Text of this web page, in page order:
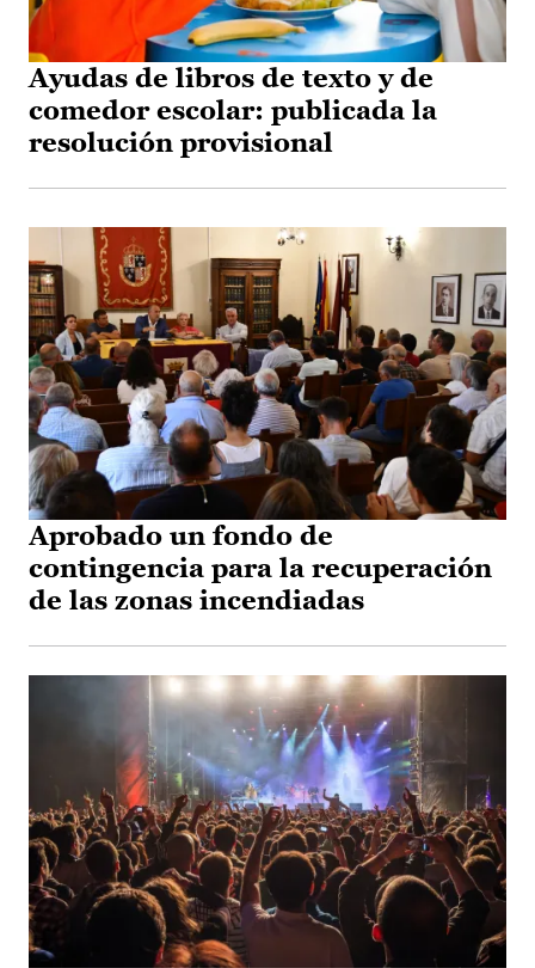
Ayudas de libros de texto y de
comedor escolar: publicada la
resolución provisional
Aprobado un fondo de
contingencia para la recuperación
de las zonas incendiadas